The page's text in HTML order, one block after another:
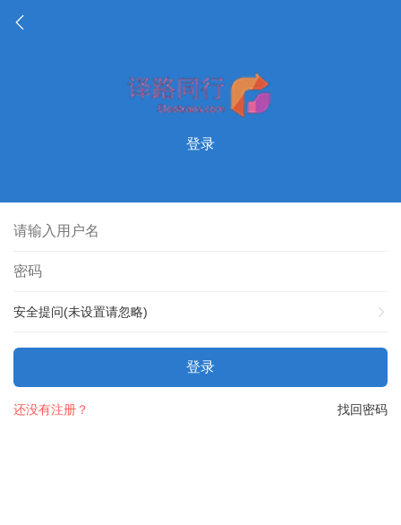
登录
安全提问(未设置请忽略)
登录
找回密码
还没有注册？